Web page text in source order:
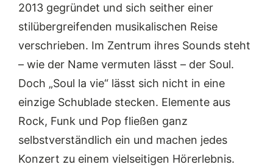
2013 gegründet und sich seither einer
stilübergreifenden musikalischen Reise
verschrieben. Im Zentrum ihres Sounds steht
– wie der Name vermuten lässt – der Soul.
Doch „Soul la vie“ lässt sich nicht in eine
einzige Schublade stecken. Elemente aus
Rock, Funk und Pop fließen ganz
selbstverständlich ein und machen jedes
Konzert zu einem vielseitigen Hörerlebnis.